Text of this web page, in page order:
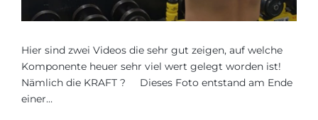
Hier sind zwei Videos die sehr gut zeigen, auf welche
Komponente heuer sehr viel wert gelegt worden ist!
Nämlich die KRAFT ? Dieses Foto entstand am Ende
einer…